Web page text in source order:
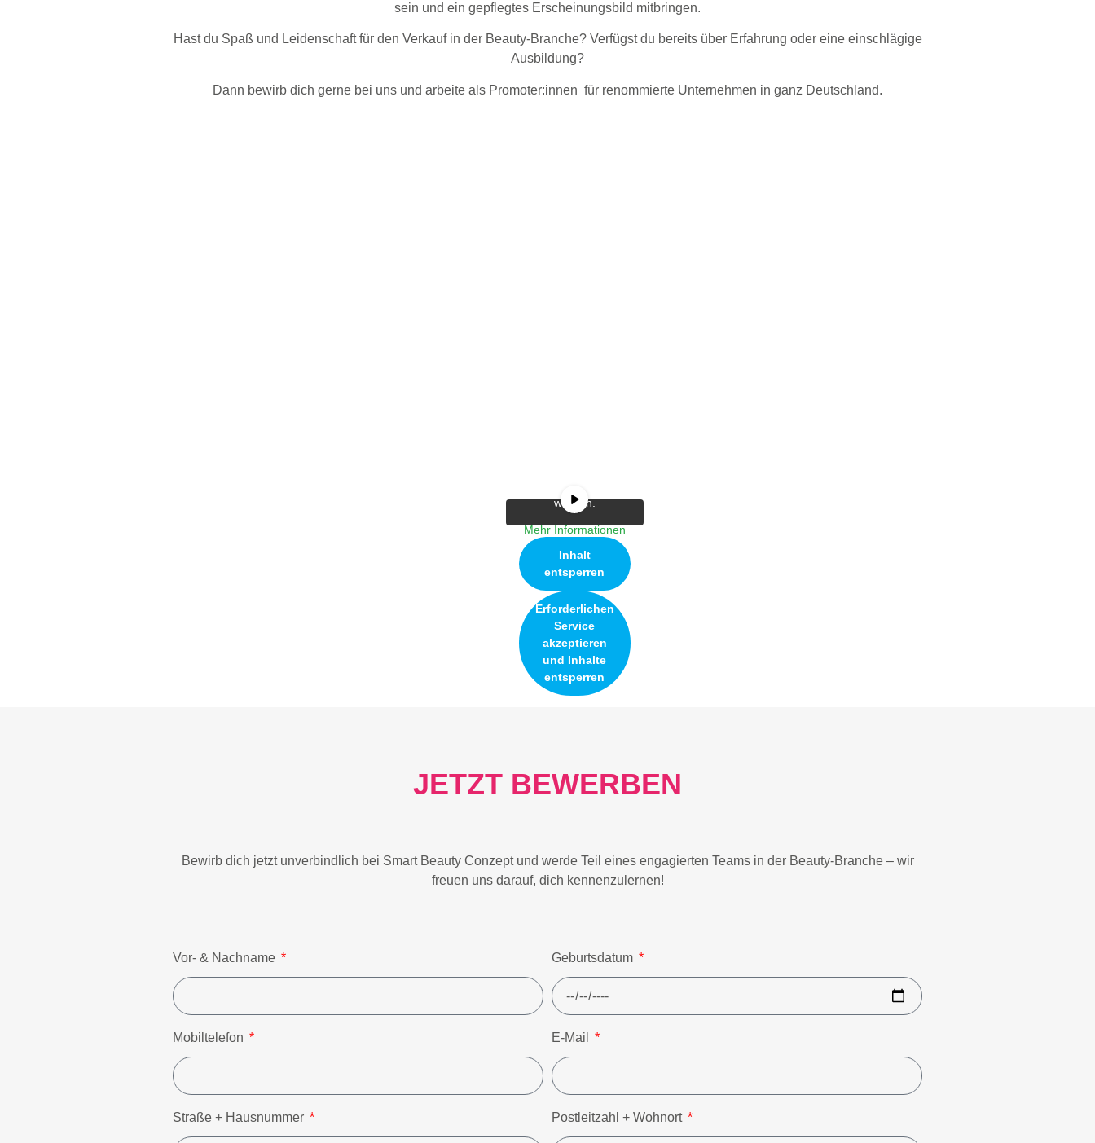
sein und ein gepflegtes Erscheinungsbild mitbringen.
Hast du Spaß und Leidenschaft für den Verkauf in der Beauty-Branche? Verfügst du bereits über Erfahrung oder eine einschlägige
Ausbildung?
Dann bewirb dich gerne bei uns und arbeite als Promoter:innen für renommierte Unternehmen in ganz Deutschland.
werden.
Mehr Informationen
Inhalt
entsperren
Erforderlichen
Service
akzeptieren
und Inhalte
entsperren
JETZT BEWERBEN
Bewirb dich jetzt unverbindlich bei Smart Beauty Conzept und werde Teil eines engagierten Teams in der Beauty-Branche – wir
freuen uns darauf, dich kennenzulernen!
Vor- & Nachname Geburtsdatum
Mobiltelefon E-Mail
Straße + Hausnummer Postleitzahl + Wohnort